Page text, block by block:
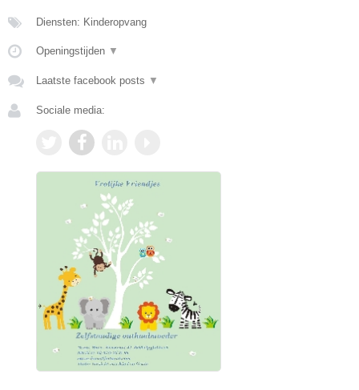
Diensten: Kinderopvang
Openingstijden ▼
Laatste facebook posts ▼
Sociale media: